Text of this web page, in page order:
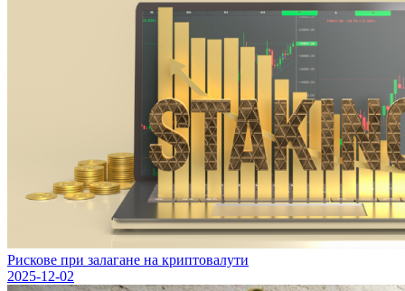
Рискове при залагане на криптовалути
2025-12-02